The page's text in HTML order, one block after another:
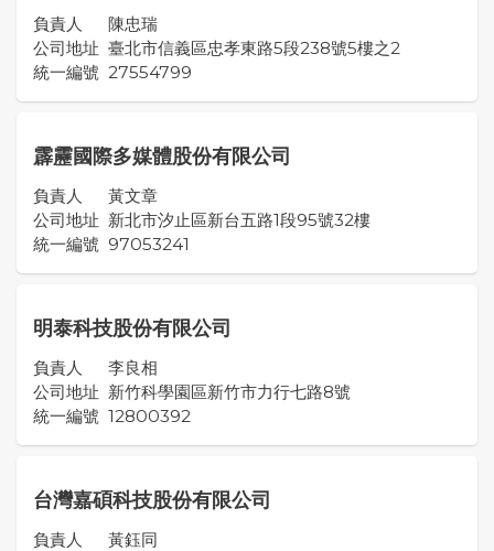
負責人
陳忠瑞
公司地址 臺北市信義區忠孝東路5段238號5樓之2
統一編號 27554799
霹靂國際多媒體股份有限公司
負責人
黃文章
公司地址 新北市汐止區新台五路1段95號32樓
統一編號 97053241
明泰科技股份有限公司
負責人
李良相
公司地址 新竹科學園區新竹市力行七路8號
統一編號 12800392
台灣嘉碩科技股份有限公司
負責人
黃鈺同